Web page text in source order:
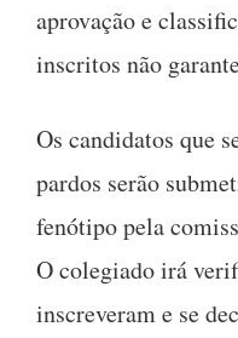
aprovação e
inscritos não
Os candidatos que
pardos serão
fenótipo pela
O colegiado irá
inscreveram e se